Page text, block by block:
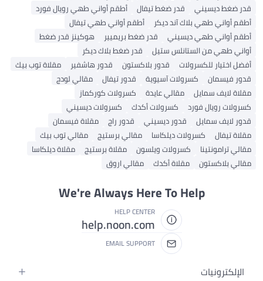
قدر ضغط ديسيني
قدر ضغط تيفال
أطقم أواني طهي رويال فورد
أطقم أواني طهي بلاك آند ديكر
أطقم أواني طهي تيفال
أطقم أواني طهي ديسيني
قدر ضغط بريميير
هوكينز قدر ضغط
أواني طهي من الستانلس ستيل
قدر ضغط بلاك ديكر
أفضل اختيار للكسرولات
قدور بلاكستون قدور هاشفير
مقلاة توب بيك
قدور فيسمان
كسرولات آسيوية قدور تيفال
مقالي لودج
مقلاة لايف سمايل
مقالي عايدة
كسرولات كوركماز
كسرولات رويال فورد
كسرولات أكدك
كسرولات ديسيني
قدور لايف سمايل
قدور ديسيني قدور راج
مقلاة فيسمان
مقلاة تيفال
كسرولات ديلكاسا مقالي برستيج
مقالي توب بيك
مقالي ترامونتينا
كسرولات ويلسون مقلاة برستيج
مقلاة ديلكاسا
مقالي بلاكستون
مقلاة أكدك مقالي اروق
We're Always Here To Help
HELP CENTER
help.noon.com
EMAIL SUPPORT
الإلكترونيات